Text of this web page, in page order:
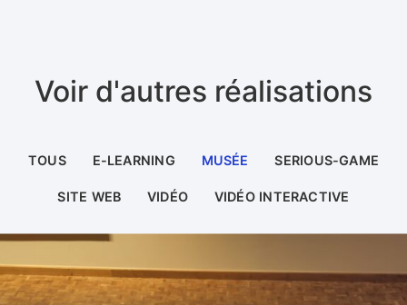
Voir d'autres réalisations
TOUS E-LEARNING MUSÉE SERIOUS-GAME
SITE WEB VIDÉO VIDÉO INTERACTIVE